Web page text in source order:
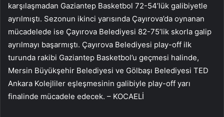
karşılaşmadan Gaziantep Basketbol 72-54’lük galibiyetle
ayrılmıştı. Sezonun ikinci yarısında Çayırova’da oynanan
mücadelede ise Çayırova Belediyesi 82-75’lik skorla galip
ayrılmayı başarmıştı. Çayırova Belediyesi play-off ilk
turunda rakibi Gaziantep Basketbol’u geçmesi halinde,
Mersin Büyükşehir Belediyesi ve Gölbaşı Belediyesi TED
Ankara Kolejliler eşleşmesinin galibiyle play-off yarı
finalinde mücadele edecek. – KOCAELİ